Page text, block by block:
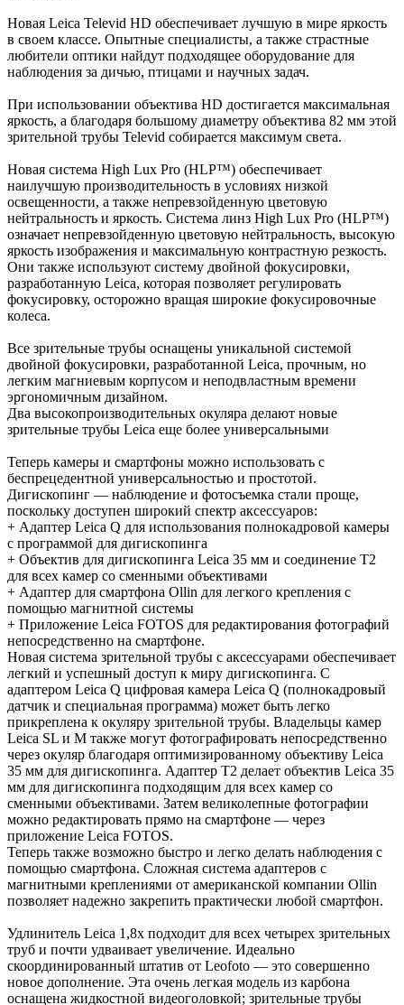
Новая Leica Televid HD обеспечивает лучшую в мире яркость
в своем классе. Опытные специалисты, а также страстные
любители оптики найдут подходящее оборудование для
наблюдения за дичью, птицами и научных задач.
При использовании объектива HD достигается максимальная
яркость, а благодаря большому диаметру объектива 82 мм этой
зрительной трубы Televid собирается максимум света.
Новая система High Lux Pro (HLP™) обеспечивает
наилучшую производительность в условиях низкой
освещенности, а также непревзойденную цветовую
нейтральность и яркость. Система линз High Lux Pro (HLP™)
означает непревзойденную цветовую нейтральность, высокую
яркость изображения и максимальную контрастную резкость.
Они также используют систему двойной фокусировки,
разработанную Leica, которая позволяет регулировать
фокусировку, осторожно вращая широкие фокусировочные
колеса.
Все зрительные трубы оснащены уникальной системой
двойной фокусировки, разработанной Leica, прочным, но
легким магниевым корпусом и неподвластным времени
эргономичным дизайном.
Два высокопроизводительных окуляра делают новые
зрительные трубы Leica еще более универсальными
Теперь камеры и смартфоны можно использовать с
беспрецедентной универсальностью и простотой.
Дигископинг — наблюдение и фотосъемка стали проще,
поскольку доступен широкий спектр аксессуаров:
+ Адаптер Leica Q для использования полнокадровой камеры
с программой для дигископинга
+ Объектив для дигископинга Leica 35 мм и соединение T2
для всех камер со сменными объективами
+ Адаптер для смартфона Ollin для легкого крепления с
помощью магнитной системы
+ Приложение Leica FOTOS для редактирования фотографий
непосредственно на смартфоне.
Новая система зрительной трубы с аксессуарами обеспечивает
легкий и успешный доступ к миру дигископинга. С
адаптером Leica Q цифровая камера Leica Q (полнокадровый
датчик и специальная программа) может быть легко
прикреплена к окуляру зрительной трубы. Владельцы камер
Leica SL и M также могут фотографировать непосредственно
через окуляр благодаря оптимизированному объективу Leica
35 мм для дигископинга. Адаптер T2 делает объектив Leica 35
мм для дигископинга подходящим для всех камер со
сменными объективами. Затем великолепные фотографии
можно редактировать прямо на смартфоне — через
приложение Leica FOTOS.
Теперь также возможно быстро и легко делать наблюдения с
помощью смартфона. Сложная система адаптеров с
магнитными креплениями от американской компании Ollin
позволяет надежно закрепить практически любой смартфон.
Удлинитель Leica 1,8x подходит для всех четырех зрительных
труб и почти удваивает увеличение. Идеально
скоординированный штатив от Leofoto — это совершенно
новое дополнение. Эта очень легкая модель из карбона
оснащена жидкостной видеоголовкой; зрительные трубы